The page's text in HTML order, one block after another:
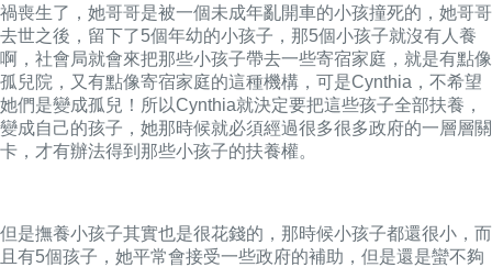
禍喪生了，她哥哥是被一個未成年亂開車的小孩撞死的，她哥哥
去世之後，留下了5個年幼的小孩子，那5個小孩子就沒有人養
啊，社會局就會來把那些小孩子帶去一些寄宿家庭，就是有點像
孤兒院，又有點像寄宿家庭的這種機構，可是Cynthia，不希望
她們是變成孤兒！所以Cynthia就決定要把這些孩子全部扶養，
變成自己的孩子，她那時候就必須經過很多很多政府的一層層關
卡，才有辦法得到那些小孩子的扶養權。
但是撫養小孩子其實也是很花錢的，那時候小孩子都還很小，而
且有5個孩子，她平常會接受一些政府的補助，但是還是蠻不夠